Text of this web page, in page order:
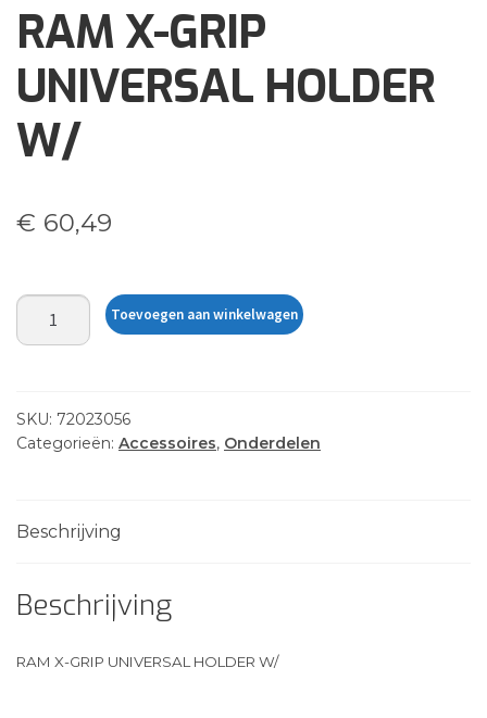
RAM X-GRIP
UNIVERSAL HOLDER
W/
€ 60,49
RAM
X-
HOLDER
W/
Toevoegen aan winkelwagen
SKU: 72023056
Categorieën: Accessoires, Onderdelen
Beschrijving
Beschrijving
RAM X-GRIP UNIVERSAL HOLDER W/